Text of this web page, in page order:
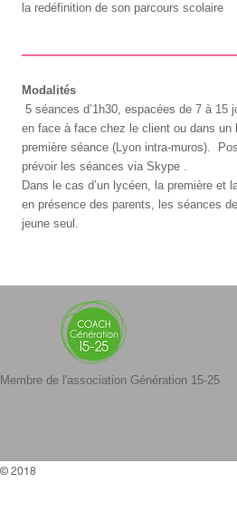
la redéfinition de son parcours scolaire
Modalités
5 séances d’1h30, espacées de 7 à 15
en face à face chez le client ou dans
première séance (Lyon intra-muros).
prévoir les séances via Skype .
Dans le cas d’un lycéen, la première et
en présence des parents, les séances
jeune seul.
Membre de l'association Génération 15-25
© 2018